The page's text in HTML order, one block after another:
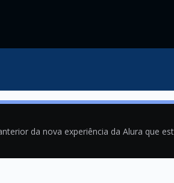
da nova experiência da Alura que